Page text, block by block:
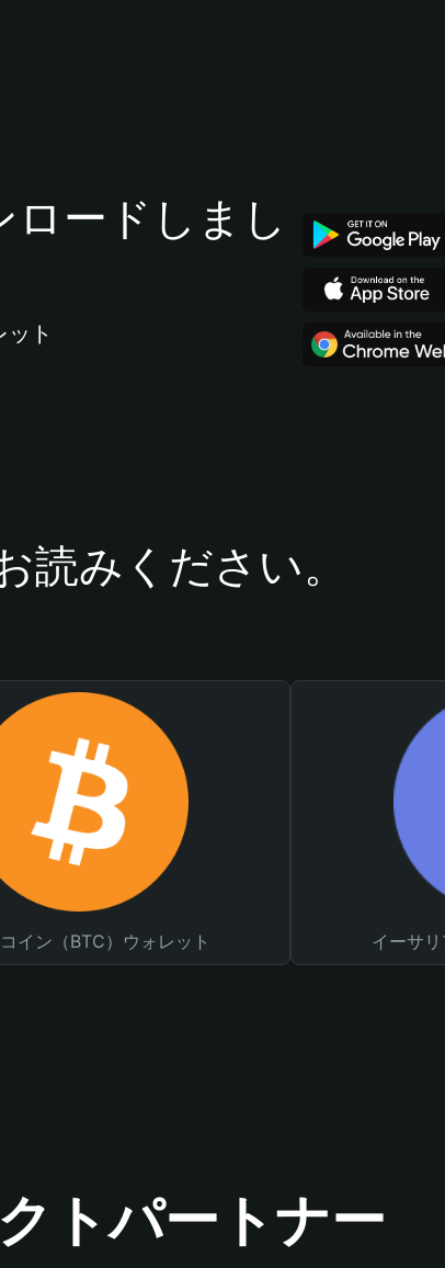
ードしまし
ト
読みください。
イン（BTC）ウォレット イーサ
トパートナー